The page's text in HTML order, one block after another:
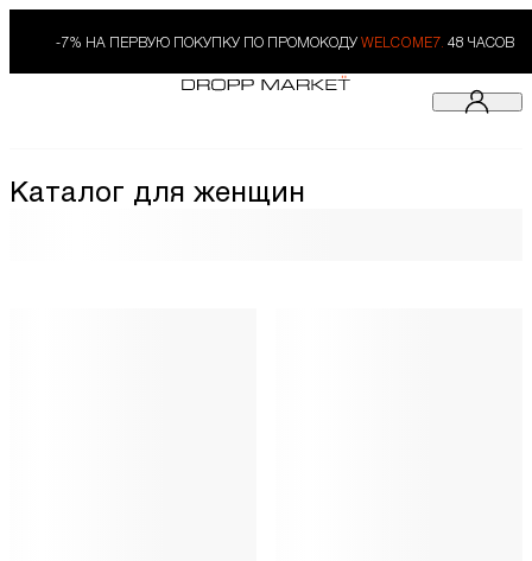
-7% НА ПЕРВУЮ ПОКУПКУ ПО ПРОМОКОДУ WELCOME7. 48 ЧАСОВ
Каталог для женщин